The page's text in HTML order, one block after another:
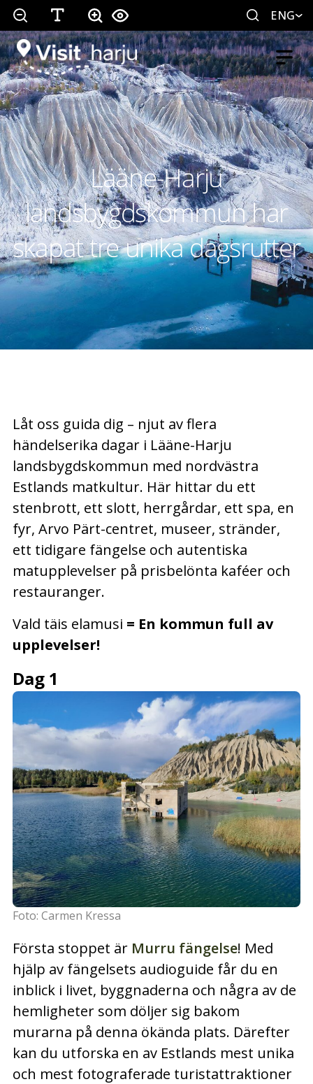
ENG
Lääne-Harju
landsbygdskommun har
skapat tre unika dagsrutter
Låt oss guida dig – njut av flera
händelserika dagar i Lääne-Harju
landsbygdskommun med nordvästra
Estlands matkultur. Här hittar du ett
stenbrott, ett slott, herrgårdar, ett spa, en
fyr, Arvo Pärt-centret, museer, stränder,
ett tidigare fängelse och autentiska
matupplevelser på prisbelönta kaféer och
restauranger.
Vald täis elamusi = En kommun full av
upplevelser!
Dag 1
Foto: Carmen Kressa
Första stoppet är Murru fängelse! Med
hjälp av fängelsets audioguide får du en
inblick i livet, byggnaderna och några av de
hemligheter som döljer sig bakom
murarna på denna ökända plats. Därefter
kan du utforska en av Estlands mest unika
och mest fotograferade turistattraktioner